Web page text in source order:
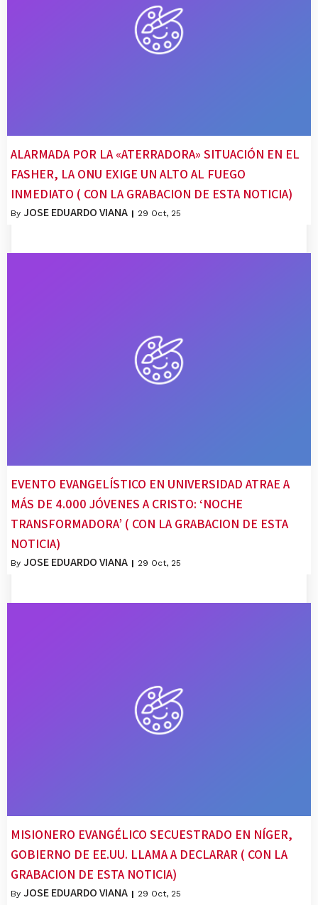
ALARMADA POR LA «ATERRADORA» SITUACIÓN EN EL
FASHER, LA ONU EXIGE UN ALTO AL FUEGO
INMEDIATO ( CON LA GRABACION DE ESTA NOTICIA)
By JOSE EDUARDO VIANA | 29 Oct, 25
EVENTO EVANGELÍSTICO EN UNIVERSIDAD ATRAE A
MÁS DE 4.000 JÓVENES A CRISTO: ‘NOCHE
TRANSFORMADORA’ ( CON LA GRABACION DE ESTA
NOTICIA)
By JOSE EDUARDO VIANA | 29 Oct, 25
MISIONERO EVANGÉLICO SECUESTRADO EN NÍGER,
GOBIERNO DE EE.UU. LLAMA A DECLARAR ( CON LA
GRABACION DE ESTA NOTICIA)
By JOSE EDUARDO VIANA | 29 Oct, 25